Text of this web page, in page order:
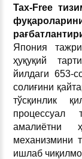
Tax-Free
Япония
ҳуқуқий
йилдаги 653-
солиғини
тўсқинлик
процессуал
амалиётни
механизмини
ишлаб